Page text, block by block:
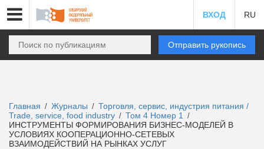
ВХОД RU
Отправить рукопись
Главная / Журналы / Торговля, сервис, индустрия питания /
Trade, service, food industry / Том 4 Номер 1 /
ИНСТРУМЕНТЫ ФОРМИРОВАНИЯ БИЗНЕС-МОДЕЛЕЙ В
УСЛОВИЯХ КООПЕРАЦИОННО-СЕТЕВЫХ
ВЗАИМОДЕЙСТВИЙ НА РЫНКАХ УСЛУГ